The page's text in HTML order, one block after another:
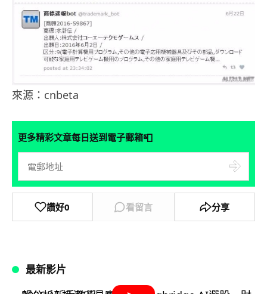
來源：cnbeta
更多精彩文章每日送到電子郵箱📮
讚好0 看留言 分享
最新影片